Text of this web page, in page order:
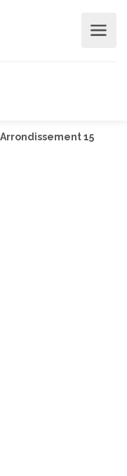
Arrondissement 15